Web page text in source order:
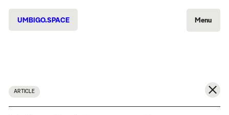
UMBIGO.SPACE Menu
ARTICLE